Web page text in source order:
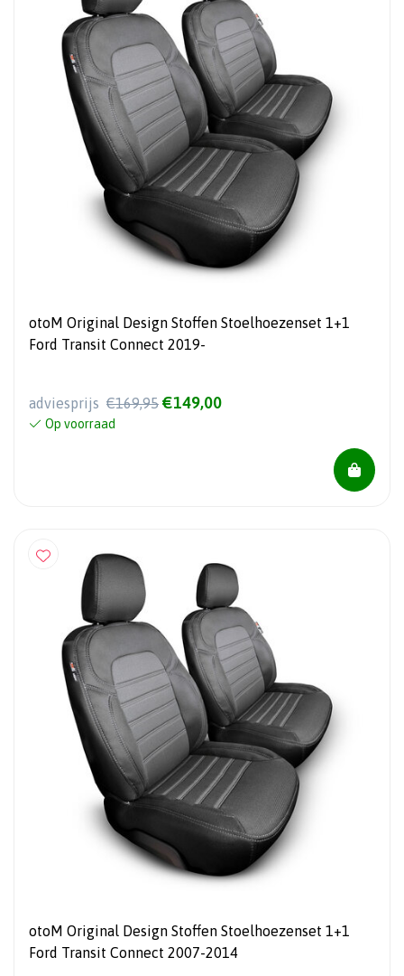
otoM Original Design Stoffen Stoelhoezenset 1+1
Ford Transit Connect 2019-
adviesprijs €169,95 €149,00
Op voorraad
otoM Original Design Stoffen Stoelhoezenset 1+1
Ford Transit Connect 2007-2014